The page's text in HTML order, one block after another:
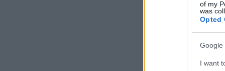
of my
was
Opted
Google
I want